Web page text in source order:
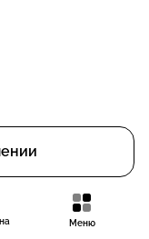
Меню